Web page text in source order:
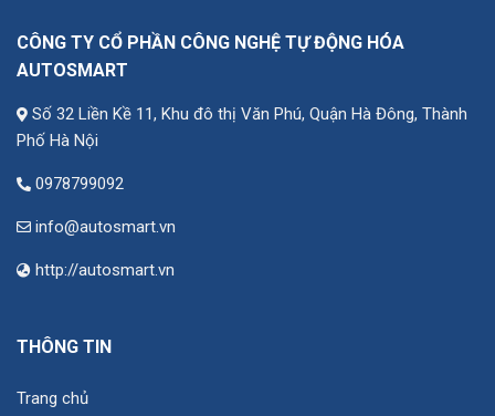
CÔNG TY CỔ PHẦN CÔNG NGHỆ TỰ ĐỘNG HÓA
AUTOSMART
Số 32 Liền Kề 11, Khu đô thị Văn Phú, Quận Hà Đông, Thành
Phố Hà Nội
0978799092
info@autosmart.vn
http://autosmart.vn
THÔNG TIN
Trang chủ